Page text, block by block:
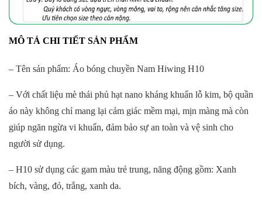
MÔ TẢ CHI TIẾT SẢN PHẨM
– Tên sản phẩm: Áo bóng chuyền Nam Hiwing H10
– Với chất liệu mè thái phủ hạt nano kháng khuẩn lỗ kim, bộ quần
áo này không chỉ mang lại cảm giác mềm mại, mịn màng mà còn
giúp ngăn ngừa vi khuẩn, đảm bảo sự an toàn và vệ sinh cho
người sử dụng.
– H10 sử dụng các gam màu trẻ trung, năng động gồm: Xanh
bích, vàng, đỏ, trắng, xanh da.